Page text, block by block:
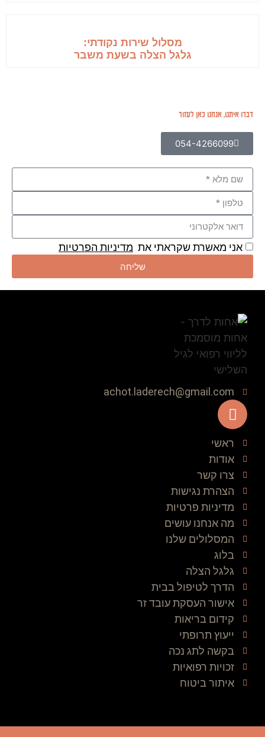
מסלול שירות נקודתי:
גלגל הצלה בשעת משבר
דברו איתנו, אנחנו כאן לעזור
054-4266099
אני מאשרת שקראתי את מדיניות הפרטיות
שליחה
achot.laderech@gmail.com
ראשי
אודות
צרו קשר
הצהרת נגישות
מדיניות פרטיות
מה אנחנו עושים
המסלולים שלנו
בלוג
גלגל הצלה
הדרך לטיפול בבית
אישור העסקת עובד זר
קידום בריאות
ייעוץ תרופתי
בקשה לתג נכה
זכויות רפואיות
איתור ביטוח